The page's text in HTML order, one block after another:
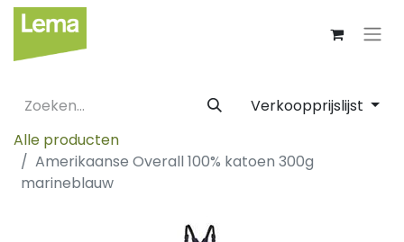
Verkoopprijslijst
Alle producten
Amerikaanse Overall 100% katoen 300g
marineblauw